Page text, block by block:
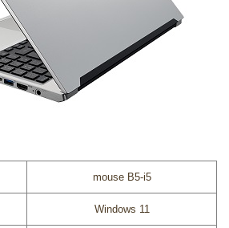
mouse B5-i5
Windows 11